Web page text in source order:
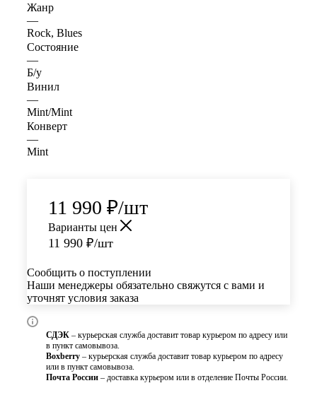
Жанр
—
Rock, Blues
Состояние
—
Б/у
Винил
—
Mint/Mint
Конверт
—
Mint
11 990 ₽/шт
Варианты цен
11 990 ₽/шт
Сообщить о поступлении
Наши менеджеры обязательно свяжутся с вами и
уточнят условия заказа
СДЭК – курьерская служба доставит товар курьером по адресу или
в пункт самовывоза.
Boxberry – курьерская служба доставит товар курьером по адресу
или в пункт самовывоза.
Почта России – доставка курьером или в отделение Почты России.